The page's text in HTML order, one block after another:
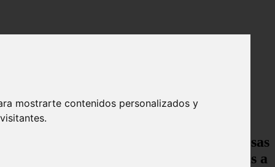
mostrarte contenidos personalizados y
diseñadas en torno a famosas
que algunos afirman están vinculadas a